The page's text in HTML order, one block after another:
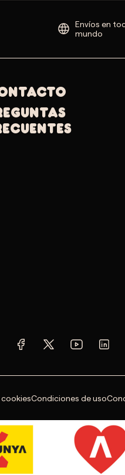
Envíos en
mundo
Condiciones de uso